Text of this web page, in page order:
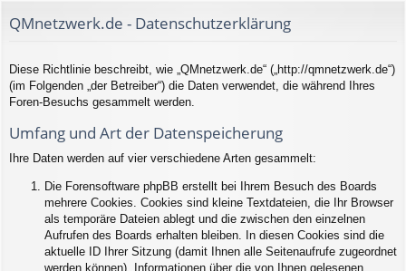
QMnetzwerk.de - Datenschutzerklärung
Diese Richtlinie beschreibt, wie „QMnetzwerk.de“ („http://qmnetzwerk.de“)
(im Folgenden „der Betreiber“) die Daten verwendet, die während Ihres
Foren-Besuchs gesammelt werden.
Umfang und Art der Datenspeicherung
Ihre Daten werden auf vier verschiedene Arten gesammelt:
Die Forensoftware phpBB erstellt bei Ihrem Besuch des Boards
mehrere Cookies. Cookies sind kleine Textdateien, die Ihr Browser
als temporäre Dateien ablegt und die zwischen den einzelnen
Aufrufen des Boards erhalten bleiben. In diesen Cookies sind die
aktuelle ID Ihrer Sitzung (damit Ihnen alle Seitenaufrufe zugeordnet
werden können), Informationen über die von Ihnen gelesenen